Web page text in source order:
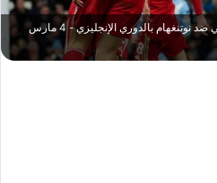
لقطة هالاند في مباراة مانشستر سيتي ضد نوتنغهام بالدوري الإنجليزي - 4 مارس